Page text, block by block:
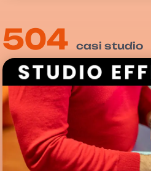
504 casi studio